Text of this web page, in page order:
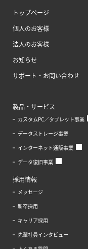
トップページ
個人のお客様
法人のお客様
お知らせ
サポート・お問い合わせ
製品・サービス
カスタムPC／タブレット事業
データストレージ事業
インターネット通販事業
データ復旧事業
採用情報
メッセージ
新卒採用
キャリア採用
先輩社員インタビュー